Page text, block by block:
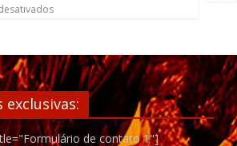
exclusivas:
de contato 1"]